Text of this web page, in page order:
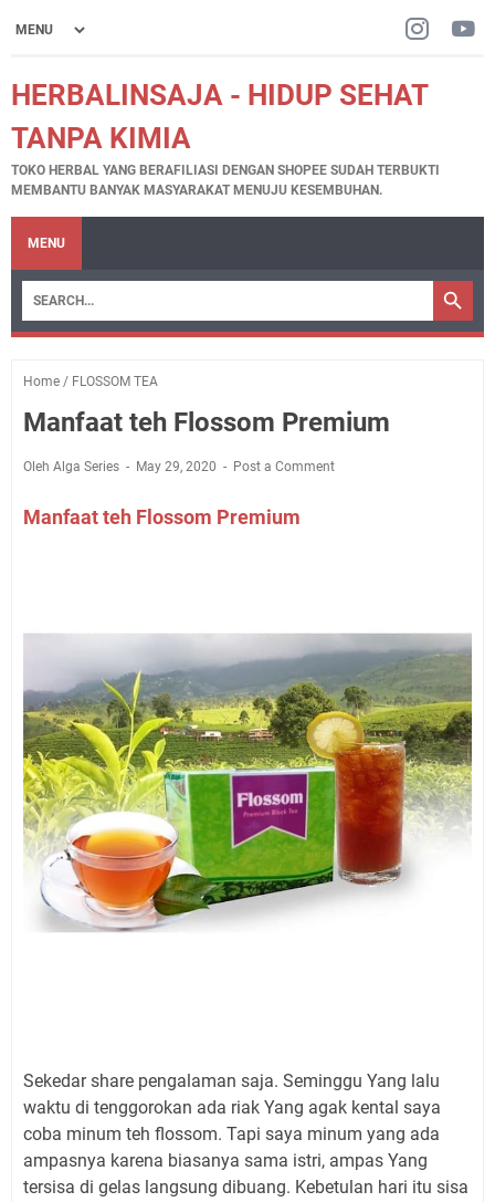
HERBALINSAJA - HIDUP SEHAT
TANPA KIMIA
TOKO HERBAL YANG BERAFILIASI DENGAN SHOPEE SUDAH TERBUKTI
MEMBANTU BANYAK MASYARAKAT MENUJU KESEMBUHAN.
MENU
Home / FLOSSOM TEA
Manfaat teh Flossom Premium
Oleh Alga Series May 29, 2020 Post a Comment
Manfaat teh Flossom Premium
Sekedar share pengalaman saja. Seminggu Yang lalu
waktu di tenggorokan ada riak Yang agak kental saya
coba minum teh flossom. Tapi saya minum yang ada
ampasnya karena biasanya sama istri, ampas Yang
tersisa di gelas langsung dibuang. Kebetulan hari itu sisa